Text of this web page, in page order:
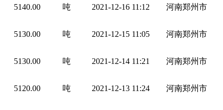
5140.00 吨 2021-12-16 11:12 河南郑州市
5130.00 吨 2021-12-15 11:05 河南郑州市
5130.00 吨 2021-12-14 11:21 河南郑州市
5120.00 吨 2021-12-13 11:24 河南郑州市